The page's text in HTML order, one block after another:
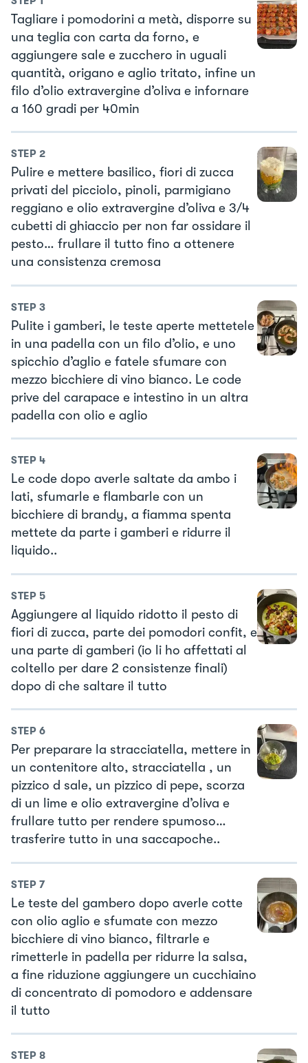
Tagliare i pomodorini a metà, disporre su
una teglia con carta da forno, e
aggiungere sale e zucchero in uguali
quantità, origano e aglio tritato, infine un
filo d’olio extravergine d’oliva e infornare
a 160 gradi per 40min
STEP 2
Pulire e mettere basilico, fiori di zucca
privati del picciolo, pinoli, parmigiano
reggiano e olio extravergine d’oliva e 3/4
cubetti di ghiaccio per non far ossidare il
pesto… frullare il tutto fino a ottenere
una consistenza cremosa
STEP 3
Pulite i gamberi, le teste aperte mettetele
in una padella con un filo d’olio, e uno
spicchio d’aglio e fatele sfumare con
mezzo bicchiere di vino bianco. Le code
prive del carapace e intestino in un altra
padella con olio e aglio
STEP 4
Le code dopo averle saltate da ambo i
lati, sfumarle e flambarle con un
bicchiere di brandy, a fiamma spenta
mettete da parte i gamberi e ridurre il
liquido..
STEP 5
Aggiungere al liquido ridotto il pesto di
fiori di zucca, parte dei pomodori confit, e
una parte di gamberi (io li ho affettati al
coltello per dare 2 consistenze finali)
dopo di che saltare il tutto
STEP 6
Per preparare la stracciatella, mettere in
un contenitore alto, stracciatella , un
pizzico d sale, un pizzico di pepe, scorza
di un lime e olio extravergine d’oliva e
frullare tutto per rendere spumoso…
trasferire tutto in una saccapoche..
STEP 7
Le teste del gambero dopo averle cotte
con olio aglio e sfumate con mezzo
bicchiere di vino bianco, filtrarle e
rimetterle in padella per ridurre la salsa,
a fine riduzione aggiungere un cucchiaino
di concentrato di pomodoro e addensare
il tutto
STEP 8